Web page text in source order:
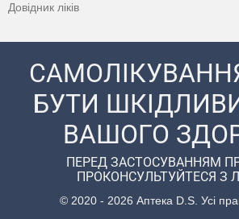
Довідник ліків
БУТИ
ВАШОГО
ПЕРЕД ЗАСТОСУВАННЯМ
ПРОКОНСУЛЬТУЙТЕСЯ З
© 2020 - 2026 Аптека D.S. Усі